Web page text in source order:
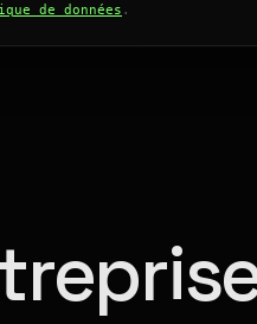
de données .